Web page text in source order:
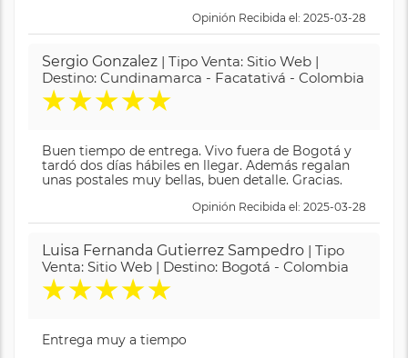
Opinión Recibida el: 2025-03-28
Sergio Gonzalez | Tipo Venta: Sitio Web |
Destino: Cundinamarca - Facatativá - Colombia
★★★★★
Buen tiempo de entrega. Vivo fuera de Bogotá y
tardó dos días hábiles en llegar. Además regalan
unas postales muy bellas, buen detalle. Gracias.
Opinión Recibida el: 2025-03-28
Luisa Fernanda Gutierrez Sampedro | Tipo
Venta: Sitio Web | Destino: Bogotá - Colombia
★★★★★
Entrega muy a tiempo